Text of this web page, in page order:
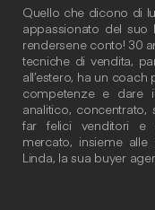
Quello che dicono di
appassionato del suo
rendersene conto! 30
tecniche di vendita,
all’estero, ha un
competenze e dare
analitico,
far felici venditori e
mercato, insieme
Linda, la sua buyer